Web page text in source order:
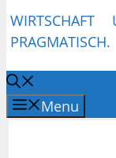
WIRTSCHAFT
PRAGMATISCH.
Menu